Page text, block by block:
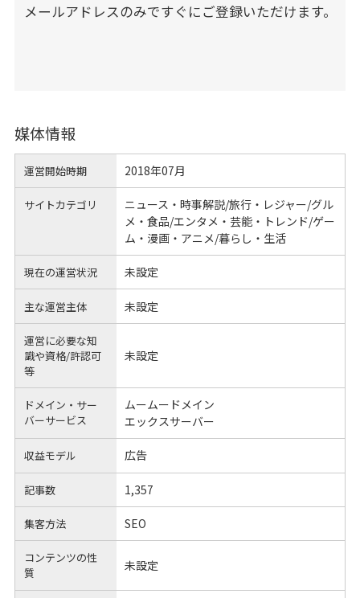
メールアドレスのみですぐにご登録いただけます。
媒体情報
運営開始時期 2018年07月
サイトカテゴリ
ニュース・時事解説/旅行・レジャー/グル
メ・食品/エンタメ・芸能・トレンド/ゲー
ム・漫画・アニメ/暮らし・生活
現在の運営状況 未設定
主な運営主体 未設定
運営に必要な知
識や資格/許認可
等
未設定
ドメイン・サー
バーサービス
ムームードメイン
エックスサーバー
収益モデル 広告
記事数 1,357
集客方法 SEO
コンテンツの性
質
未設定